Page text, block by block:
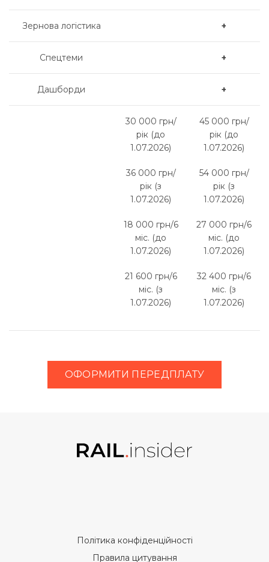
Зернова логістика +
Спецтеми +
Дашборди +
30 000 грн/
рік (до
1.07.2026)
36 000 грн/
рік (з
1.07.2026)
18 000 грн/6
міс. (до
1.07.2026)
21 600 грн/6
міс. (з
1.07.2026)
45 000 грн/
рік (до
1.07.2026)
54 000 грн/
рік (з
1.07.2026)
27 000 грн/6
міс. (до
1.07.2026)
32 400 грн/6
міс. (з
1.07.2026)
ОФОРМИТИ ПЕРЕДПЛАТУ
Політика конфіденційності
Правила цитування